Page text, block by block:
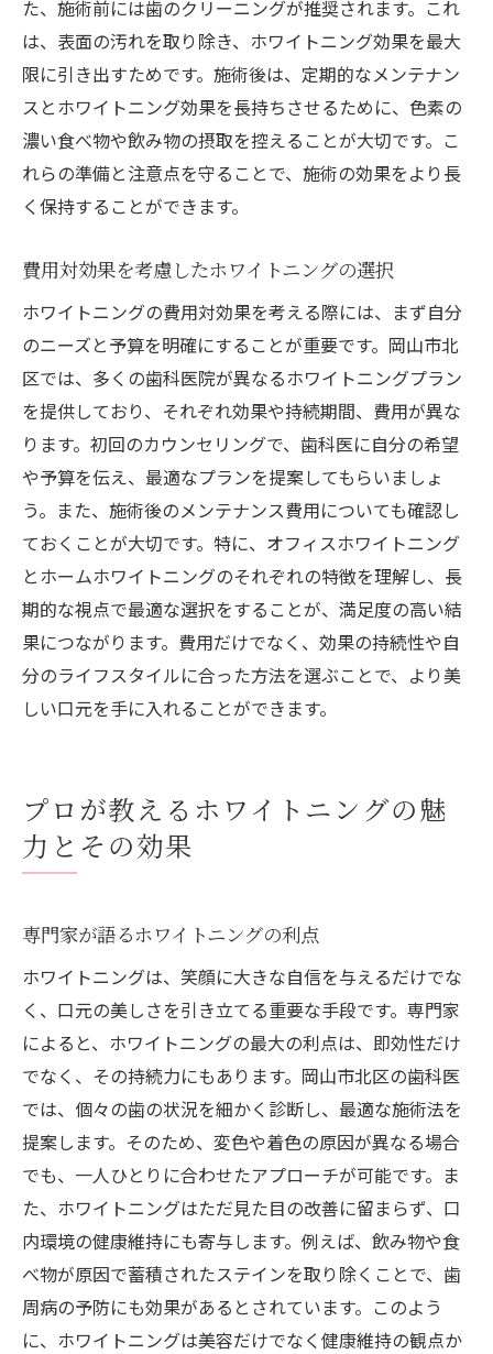
未来を見据えたホワイトニングの展望
新たな材料によるホワイトニングの効果
た、施術前には歯のクリーニングが推奨されます。これ
は、表面の汚れを取り除き、ホワイトニング効果を最大
限に引き出すためです。施術後は、定期的なメンテナン
スとホワイトニング効果を長持ちさせるために、色素の
濃い食べ物や飲み物の摂取を控えることが大切です。こ
れらの準備と注意点を守ることで、施術の効果をより長
く保持することができます。
費用対効果を考慮したホワイトニングの選択
ホワイトニングの費用対効果を考える際には、まず自分
のニーズと予算を明確にすることが重要です。岡山市北
区では、多くの歯科医院が異なるホワイトニングプラン
を提供しており、それぞれ効果や持続期間、費用が異な
ります。初回のカウンセリングで、歯科医に自分の希望
や予算を伝え、最適なプランを提案してもらいましょ
う。また、施術後のメンテナンス費用についても確認し
ておくことが大切です。特に、オフィスホワイトニング
とホームホワイトニングのそれぞれの特徴を理解し、長
期的な視点で最適な選択をすることが、満足度の高い結
果につながります。費用だけでなく、効果の持続性や自
分のライフスタイルに合った方法を選ぶことで、より美
しい口元を手に入れることができます。
プロが教えるホワイトニングの魅
力とその効果
専門家が語るホワイトニングの利点
ホワイトニングは、笑顔に大きな自信を与えるだけでな
く、口元の美しさを引き立てる重要な手段です。専門家
によると、ホワイトニングの最大の利点は、即効性だけ
でなく、その持続力にもあります。岡山市北区の歯科医
では、個々の歯の状況を細かく診断し、最適な施術法を
提案します。そのため、変色や着色の原因が異なる場合
でも、一人ひとりに合わせたアプローチが可能です。ま
た、ホワイトニングはただ見た目の改善に留まらず、口
内環境の健康維持にも寄与します。例えば、飲み物や食
べ物が原因で蓄積されたステインを取り除くことで、歯
周病の予防にも効果があるとされています。このよう
に、ホワイトニングは美容だけでなく健康維持の観点か